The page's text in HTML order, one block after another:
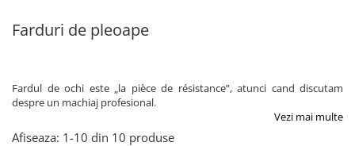
Farduri de pleoape
Fardul de ochi este „la pièce de résistance”, atunci cand discutam
despre un machiaj profesional.
Vezi mai multe
Afiseaza: 1-10 din 10 produse